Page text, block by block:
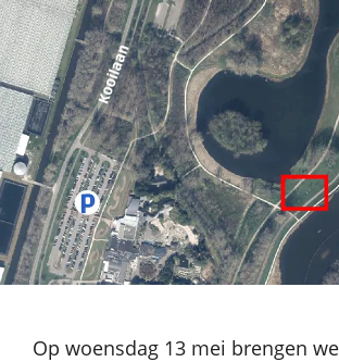
Op woensdag 13 mei brengen